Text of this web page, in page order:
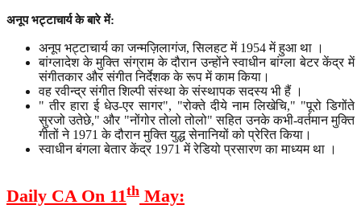
अनूप भट्टाचार्य के बारे में:
अनूप भट्टाचार्य का जन्मज़िलागंज, सिलहट में 1954 में हुआ था ।
बांग्लादेश के मुक्ति संग्राम के दौरान उन्होंने स्वाधीन बांग्ला बेटर केंद्र में
संगीतकार और संगीत निर्देशक के रूप में काम किया।
वह रवीन्द्र संगीत शिल्पी संस्था के संस्थापक सदस्य भी हैं ।
" तीर हारा ई धेउ-एर सागर", "रोक्ते दीये नाम लिखेचि," "पूरो डिगोंते
सुरजो उतेछे," और "नोंगोर तोलो तोलो" सहित उनके कभी-वर्तमान मुक्ति
गीतों ने 1971 के दौरान मुक्ति युद्ध सेनानियों को प्रेरित किया।
स्वाधीन बंगला बेतार केंद्र 1971 में रेडियो प्रसारण का माध्यम था ।
Daily CA On 11th May: